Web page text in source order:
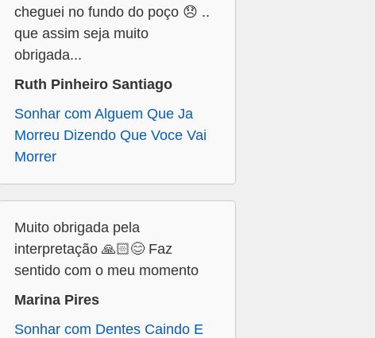
cheguei no fundo do poço 😞 ..
que assim seja muito
obrigada...
Ruth Pinheiro Santiago
Sonhar com Alguem Que Ja
Morreu Dizendo Que Voce Vai
Morrer
Muito obrigada pela
interpretação 🙏🏻😊 Faz
sentido com o meu momento
Marina Pires
Sonhar com Dentes Caindo E